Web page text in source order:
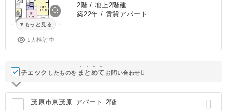
もっと見る
1人検討中
2階 / 地上2階建
築22年 / 賃貸アパート
チェック したものを ま と めて お問い合わせ
茂原市東茂原 アパート 2階